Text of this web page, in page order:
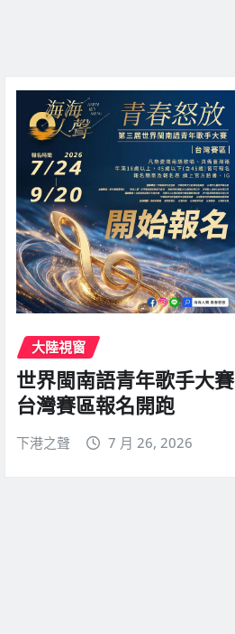
大陸視窗
世界閩南語青年歌手大賽
台灣賽區報名開跑
下港之聲 7 月 26, 2026